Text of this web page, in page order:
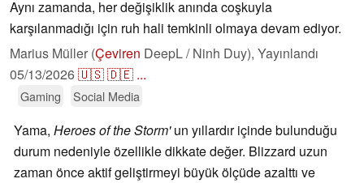
Aynı zamanda, her değişiklik anında coşkuyla
karşılanmadığı için ruh hali temkinli olmaya devam ediyor.
Marius Müller (Çeviren DeepL / Ninh Duy), Yayınlandı
05/13/2026🇺🇸🇩🇪 ...
Gaming Social Media
Yama, Heroes of the Storm'un yıllardır içinde bulunduğu
durum nedeniyle özellikle dikkate değer. Blizzard uzun
zaman önce aktif geliştirmeyi büyük ölçüde azalttı ve